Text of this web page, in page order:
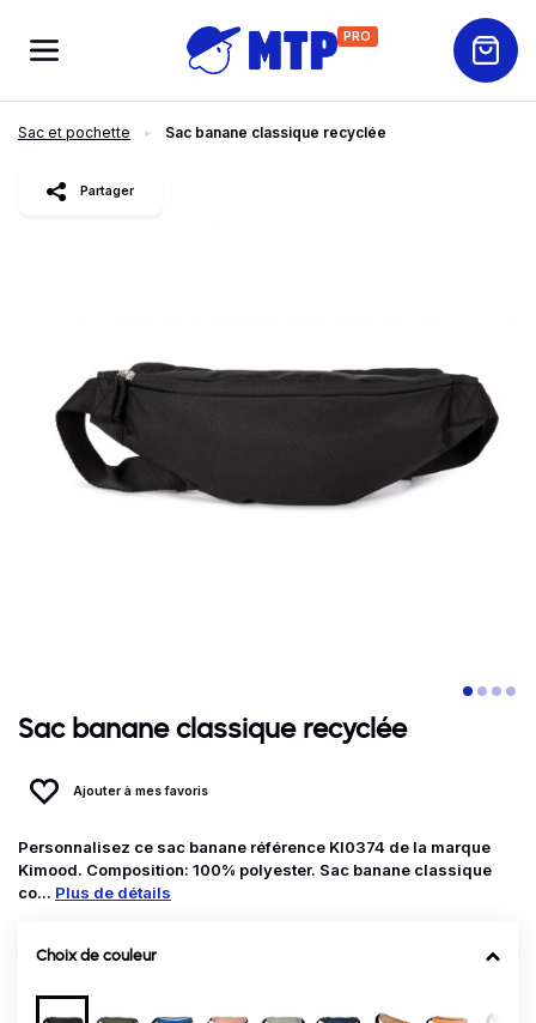
PRO
Sac et pochette Sac banane classique recyclée
Sac banane classique recyclée
Ajouter à mes favoris
Personnalisez ce sac banane référence KI0374 de la marque
Kimood. Composition: 100% polyester. Sac banane classique
co... Plus de détails
Choix de couleur
Partager
slide1